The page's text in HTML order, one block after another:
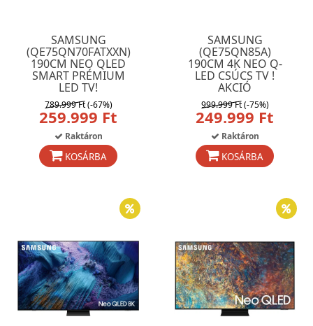
SAMSUNG
(QE75QN70FATXXN)
190CM NEO QLED
SMART PRÉMIUM
LED TV!
789.999 Ft(-67%)
259.999 Ft
Raktáron
KOSÁRBA
SAMSUNG
(QE75QN85A)
190CM 4K NEO Q-
LED CSÚCS TV !
AKCIÓ
999.999 Ft(-75%)
249.999 Ft
Raktáron
KOSÁRBA